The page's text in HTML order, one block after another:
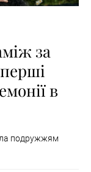
за
в
подружжям